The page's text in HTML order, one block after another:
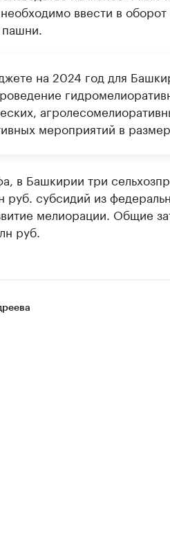
ввести в
на 2024 год для
мероприятий в
в Башкирии три
руб. субсидий из
мелиорации. Общие
руб.